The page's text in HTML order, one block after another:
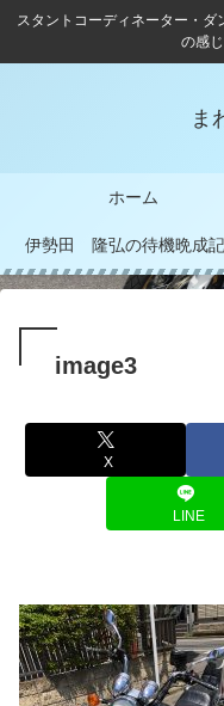
スタントコーディネーター・
の感
ま
ホーム
伊勢田 隆弘の待機晩成記
image3
X
LINE